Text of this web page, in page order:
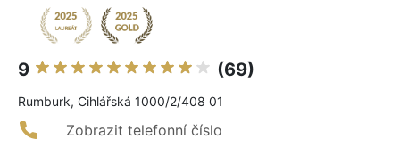
9 (69)
Rumburk, Cihlářská 1000/2/408 01
Zobrazit telefonní číslo